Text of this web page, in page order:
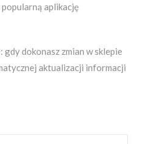
aplikację
: gdy dokonasz zmian w sklepie
aktualizacji informacji